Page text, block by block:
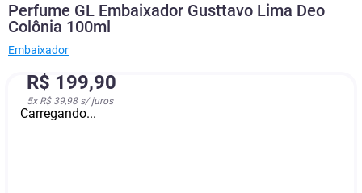
Perfume GL Embaixador Gusttavo Lima Deo
Colônia 100ml
Embaixador
R$ 199,90
5x R$ 39,98s/ juros
Carregando...